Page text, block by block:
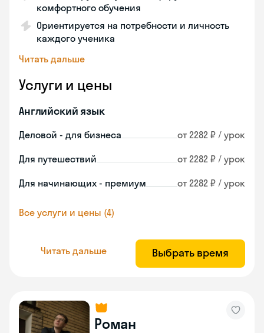
комфортного обучения
Ориентируется на потребности и личность
каждого ученика
Читать дальше
Услуги и цены
Английский язык
Деловой - для бизнеса от 2282 ₽ / урок
Для путешествий от 2282 ₽ / урок
Для начинающих - премиум от 2282 ₽ / урок
Все услуги и цены (4)
Читать дальше Выбрать время
Роман